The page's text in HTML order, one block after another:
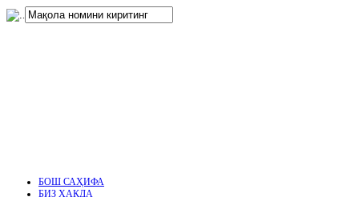
.
БОШ САҲИФА
БИЗ ҲАҚДА